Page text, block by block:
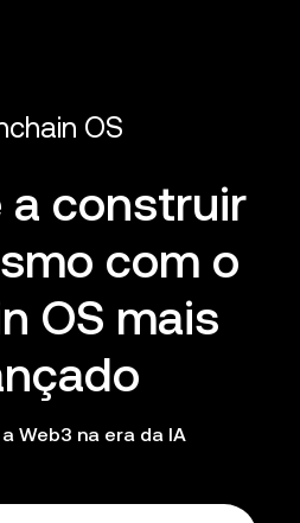
OS
a construir
com o
OS mais
Web3 na era da IA